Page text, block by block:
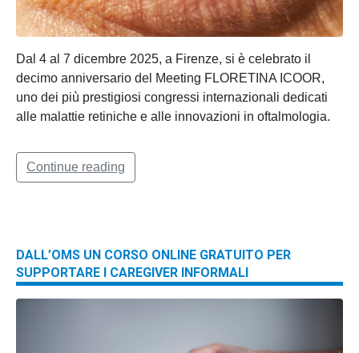
Dal 4 al 7 dicembre 2025, a Firenze, si è celebrato il
decimo anniversario del Meeting FLORETINA ICOOR,
uno dei più prestigiosi congressi internazionali dedicati
alle malattie retiniche e alle innovazioni in oftalmologia.
Continue reading
DALL’OMS UN CORSO ONLINE GRATUITO PER
SUPPORTARE I CAREGIVER INFORMALI